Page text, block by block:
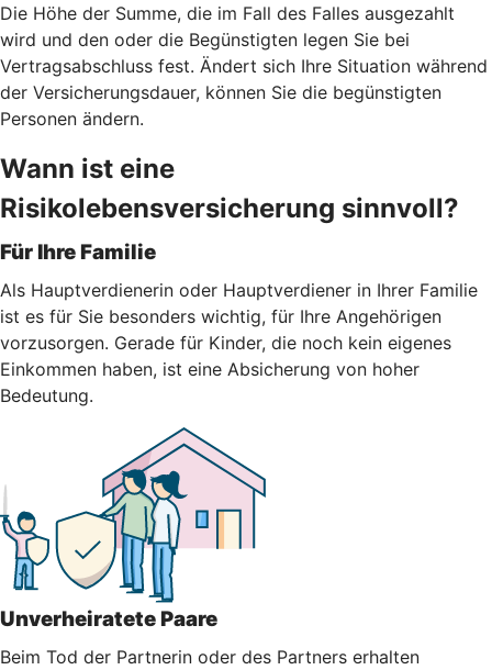
Die Höhe der Summe, die im Fall des Falles ausgezahlt
wird und den oder die Begünstigten legen Sie bei
Vertragsabschluss fest. Ändert sich Ihre Situation während
der Versicherungsdauer, können Sie die begünstigten
Personen ändern.
Wann ist eine
Risikolebensversicherung sinnvoll?
Für Ihre Familie
Als Hauptverdienerin oder Hauptverdiener in Ihrer Familie
ist es für Sie besonders wichtig, für Ihre Angehörigen
vorzusorgen. Gerade für Kinder, die noch kein eigenes
Einkommen haben, ist eine Absicherung von hoher
Bedeutung.
Unverheiratete Paare
Beim Tod der Partnerin oder des Partners erhalten